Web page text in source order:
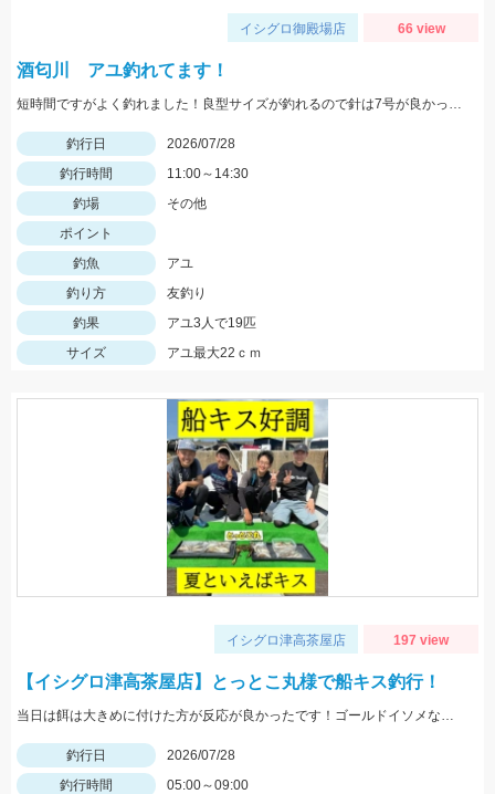
イシグロ御殿場店 66 view
酒匂川 アユ釣れてます！
短時間ですがよく釣れました！良型サイズが釣れるので針は7号が良かったです！
釣行日
2026/07/28
釣行時間
11:00～14:30
釣場
その他
ポイント
釣魚
アユ
釣り方
友釣り
釣果
アユ3人で19匹
サイズ
アユ最大22ｃｍ
イシグロ津高茶屋店 197 view
【イシグロ津高茶屋店】とっとこ丸様で船キス釣行！
当日は餌は大きめに付けた方が反応が良かったです！ゴールドイソメなら半分にカットした物、石ゴカイなら２～３匹房掛けが好反応！
釣行日
2026/07/28
釣行時間
05:00～09:00